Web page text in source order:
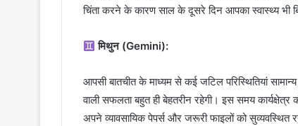
चिंता करने के कारण साल के दूसरे दिन आपका स्वास्थ्य भी
मिथुन (Gemini):
आपसी बातचीत के माध्यम से कई जटिल परिस्थितियां
वाली सफलता बहुत ही बेहतरीन रहेगी। इस समय
अपने व्यावसायिक पेपर्स और जरूरी फाइलों को